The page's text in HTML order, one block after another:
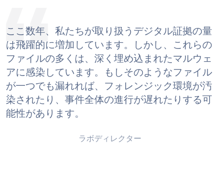
ここ数年、私たちが取り扱うデジタル証拠の量
は飛躍的に増加しています。しかし、これらの
ファイルの多くは、深く埋め込まれたマルウェ
アに感染しています。もしそのようなファイル
が一つでも漏れれば、フォレンジック環境が汚
染されたり、事件全体の進行が遅れたりする可
能性があります。
ラボディレクター